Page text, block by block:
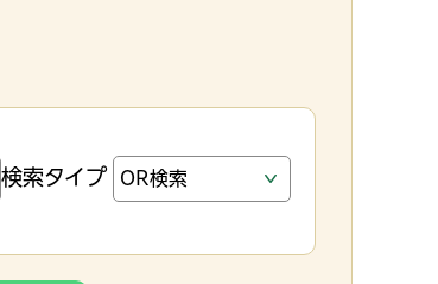
検索タイプ